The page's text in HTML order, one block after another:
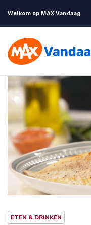
Welkom op MAX Vandaag
ETEN & DRINKEN